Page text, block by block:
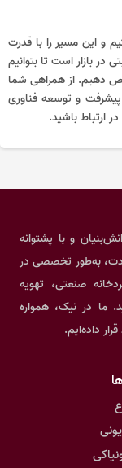
و این مسیر را با قدرت
در بازار است تا بتوانیم
دهیم. از همراهی شما
و توسعه فناوری
ارتباط باشید.
و با پشتوانه
به‌طور تخصصی در
صنعتی، تهویه
ما در نیک، همواره
داده‌ایم.